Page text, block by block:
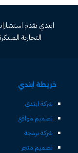
ابتدي تقدم
التجارية المبتكرة عبر
خريطة ابتدي
شركة ابتدي
تصميم مواقع
شركة برمجة
تصميم متجر